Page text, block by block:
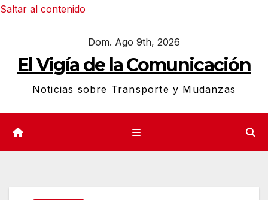
Saltar al contenido
Dom. Ago 9th, 2026
El Vigía de la Comunicación
Noticias sobre Transporte y Mudanzas